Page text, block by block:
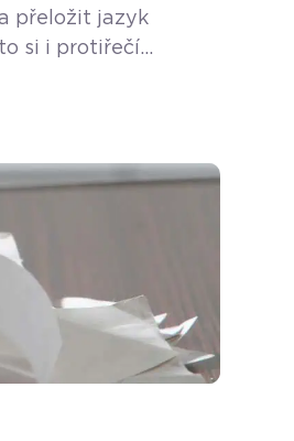
přeložit jazyk
si i protiřečí